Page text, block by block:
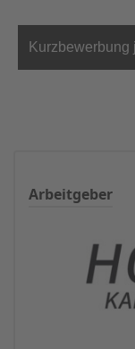
Arbeitgeber